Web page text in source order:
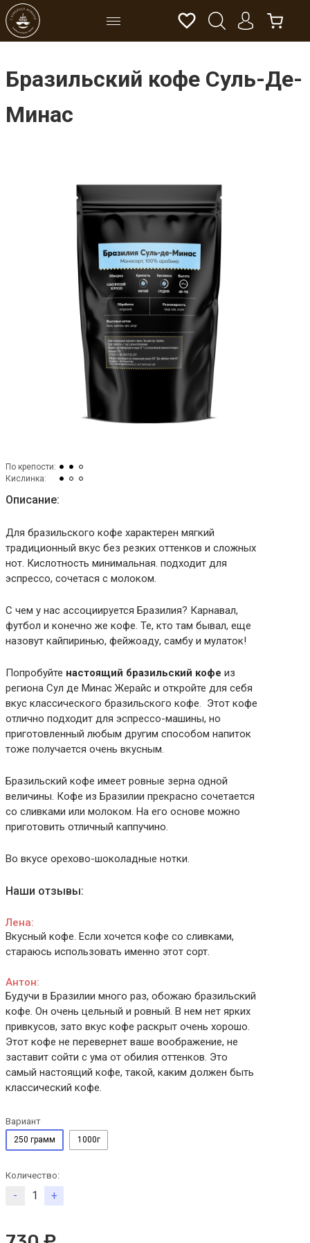
Бразильский кофе Суль-Де-
Минас
По крепости:
Кислинка:
Описание:
Для бразильского кофе характерен мягкий
традиционный вкус без резких оттенков и сложных
нот. Кислотность минимальная. подходит для
эспрессо, сочетася с молоком.
С чем у нас ассоциируется Бразилия? Карнавал,
футбол и конечно же кофе. Те, кто там бывал, еще
назовут кайпиринью, фейжоаду, самбу и мулаток!
Попробуйте настоящий бразильский кофе из
региона Сул де Минас Жерайс и откройте для себя
вкус классического бразильского кофе. Этот кофе
отлично подходит для эспрессо-машины, но
приготовленный любым другим способом напиток
тоже получается очень вкусным.
Бразильский кофе имеет ровные зерна одной
величины. Кофе из Бразилии прекрасно сочетается
со сливками или молоком. На его основе можно
приготовить отличный каппучино.
Во вкусе орехово-шоколадные нотки.
Наши отзывы:
Лена:
Вкусный кофе. Если хочется кофе со сливками,
стараюсь использовать именно этот сорт.
Антон:
Будучи в Бразилии много раз, обожаю бразильский
кофе. Он очень цельный и ровный. В нем нет ярких
привкусов, зато вкус кофе раскрыт очень хорошо.
Этот кофе не перевернет ваше воображение, не
заставит сойти с ума от обилия оттенков. Это
самый настоящий кофе, такой, каким должен быть
классический кофе.
Вариант
250 грамм 1000г
Количество:
- +